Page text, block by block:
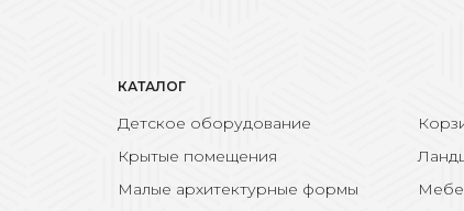
КАТАЛОГ
Детское оборудование
Крытые помещения
Малые архитектурные формы